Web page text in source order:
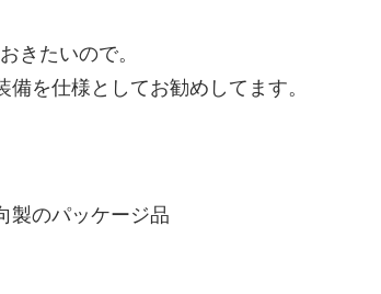
きたいので。
を仕様としてお勧めしてます。
製のパッケージ品